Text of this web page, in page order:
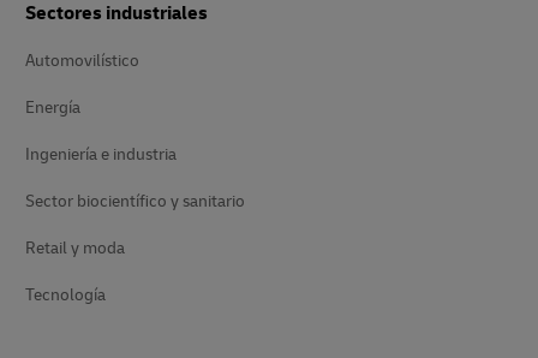
Sectores industriales
Automovilístico
Energía
Ingeniería e industria
Sector biocientífico y sanitario
Retail y moda
Tecnología